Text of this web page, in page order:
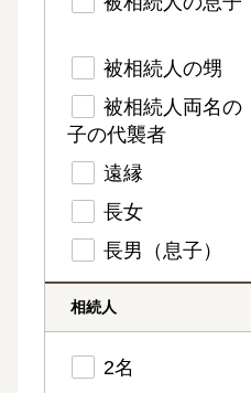
被相続人の甥
被相続人両名の
子の代襲者
遠縁
長女
長男（息子）
相続人
2名